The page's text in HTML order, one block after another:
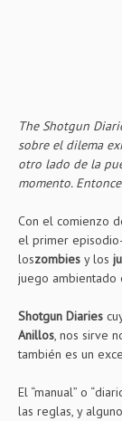
The Shotgun
sobre el dilema
otro lado de la
momento.
Con el comienzo
el primer
loszombies y los
juego ambientado
Shotgun Diaries
Anillos, nos sirve
también es un
El “manual” o
las reglas, y